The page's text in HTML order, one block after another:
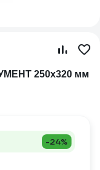
250х320 мм
-24%